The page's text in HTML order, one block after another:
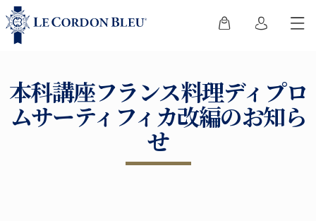
本科講座フランス料理ディプロ
ムサーティフィカ改編のお知ら
せ